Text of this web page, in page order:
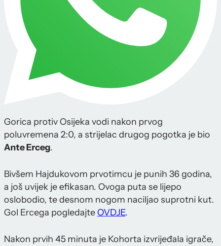
Gorica protiv Osijeka vodi nakon prvog
poluvremena 2:0, a strijelac drugog pogotka je bio
Ante Erceg.
Bivšem Hajdukovom prvotimcu je punih 36 godina,
a još uvijek je efikasan. Ovoga puta se lijepo
oslobodio, te desnom nogom naciljao suprotni kut.
Gol Ercega pogledajte OVDJE.
Nakon prvih 45 minuta je Kohorta izvrijeđala igrače,